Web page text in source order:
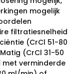
mogelijk
filtratiesnelheid
(CrCl 51-80
(CrCl 31-50
verminderde